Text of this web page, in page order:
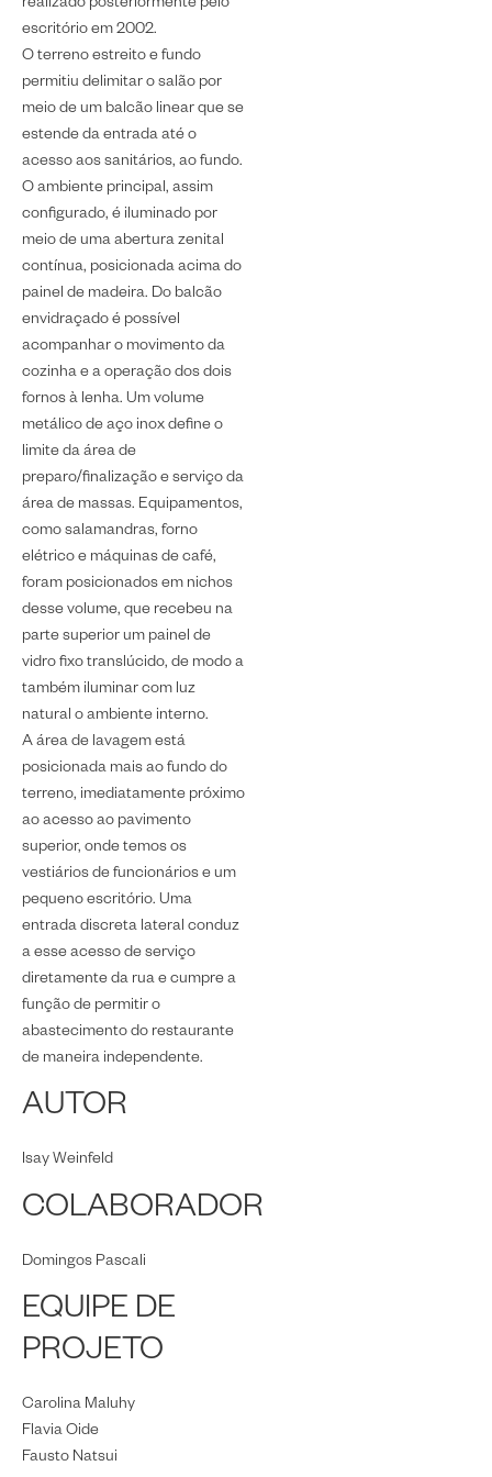
realizado posteriormente pelo
escritório em 2002.
O terreno estreito e fundo
permitiu delimitar o salão por
meio de um balcão linear que se
estende da entrada até o
acesso aos sanitários, ao fundo.
O ambiente principal, assim
configurado, é iluminado por
meio de uma abertura zenital
contínua, posicionada acima do
painel de madeira. Do balcão
envidraçado é possível
acompanhar o movimento da
cozinha e a operação dos dois
fornos à lenha. Um volume
metálico de aço inox define o
limite da área de
preparo/finalização e serviço da
área de massas. Equipamentos,
como salamandras, forno
elétrico e máquinas de café,
foram posicionados em nichos
desse volume, que recebeu na
parte superior um painel de
vidro fixo translúcido, de modo a
também iluminar com luz
natural o ambiente interno.
A área de lavagem está
posicionada mais ao fundo do
terreno, imediatamente próximo
ao acesso ao pavimento
superior, onde temos os
vestiários de funcionários e um
pequeno escritório. Uma
entrada discreta lateral conduz
a esse acesso de serviço
diretamente da rua e cumpre a
função de permitir o
abastecimento do restaurante
de maneira independente.
AUTOR
Isay Weinfeld
COLABORADOR
Domingos Pascali
EQUIPE DE
PROJETO
Carolina Maluhy
Flavia Oide
Fausto Natsui